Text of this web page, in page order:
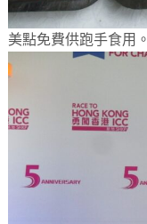
美點免費供跑手食用。